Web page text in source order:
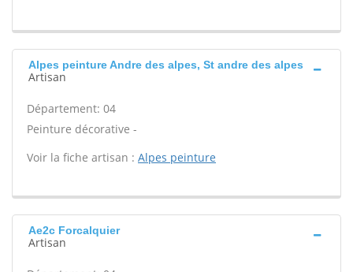
Alpes peinture Andre des alpes, St andre des alpes
Artisan
Département: 04
Peinture décorative -
Voir la fiche artisan : Alpes peinture
Ae2c Forcalquier
Artisan